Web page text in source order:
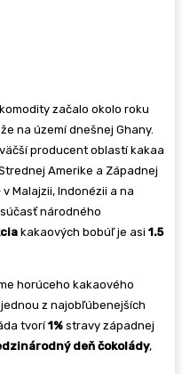
začalo okolo roku
na území dnešnej Ghany.
producent oblastí kakaa
Amerike a Západnej
Malajzii, Indonézii a na
národného
kakaových bobúľ je asi 1.5
horúceho kakaového
z najobľúbenejších
tvorí1% stravy západnej
deň čokolády,